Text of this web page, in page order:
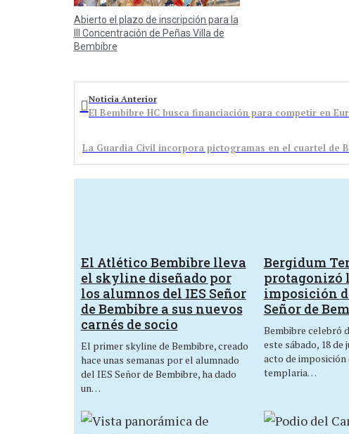
Abierto el plazo de inscripción para la
III Concentración de Peñas Villa de
Bembibre
Noticia Anterior
El Bembibre HC busca financiación para competir en
La Guardia Civil incorpora pictogramas en el cuartel de
El Atlético Bembibre lleva
el skyline diseñado por
los alumnos del IES Señor
de Bembibre a sus nuevos
carnés de socio
El primer skyline de Bembibre, creado
hace unas semanas por el alumnado
del IES Señor de Bembibre, ha dado
un…
Bergidum
protagonizó
imposición
Señor de
Bembibre celebró
este sábado, 18
acto de imposición
templaria…